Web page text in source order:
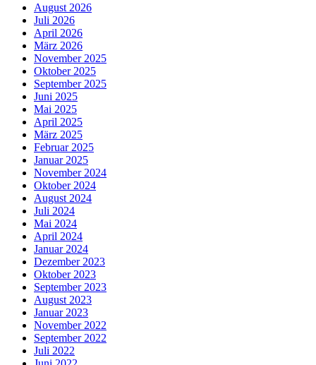
August 2026
Juli 2026
April 2026
März 2026
November 2025
Oktober 2025
September 2025
Juni 2025
Mai 2025
April 2025
März 2025
Februar 2025
Januar 2025
November 2024
Oktober 2024
August 2024
Juli 2024
Mai 2024
April 2024
Januar 2024
Dezember 2023
Oktober 2023
September 2023
August 2023
Januar 2023
November 2022
September 2022
Juli 2022